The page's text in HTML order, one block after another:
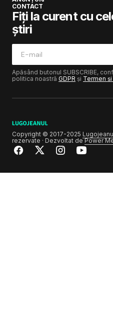
CONTACT
Fiți la curent cu
știri
Apăsând butonul SUBSCRIBE,
politica noastră GDPR și Termen
Copyright © 2017-2025
rezervate · Dezvoltat dePower